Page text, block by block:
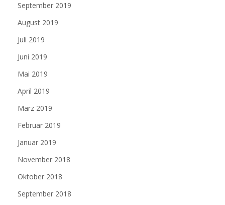
September 2019
August 2019
Juli 2019
Juni 2019
Mai 2019
April 2019
März 2019
Februar 2019
Januar 2019
November 2018
Oktober 2018
September 2018